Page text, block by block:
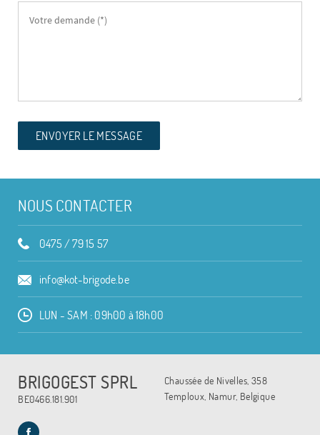
NOUS CONTACTER
0475 / 79 15 57
info@kot-brigode.be
LUN - SAM : 09h00 à 18h00
BRIGOGEST SPRL
BE0466.181.901
Chaussée de Nivelles, 358
Temploux, Namur, Belgique